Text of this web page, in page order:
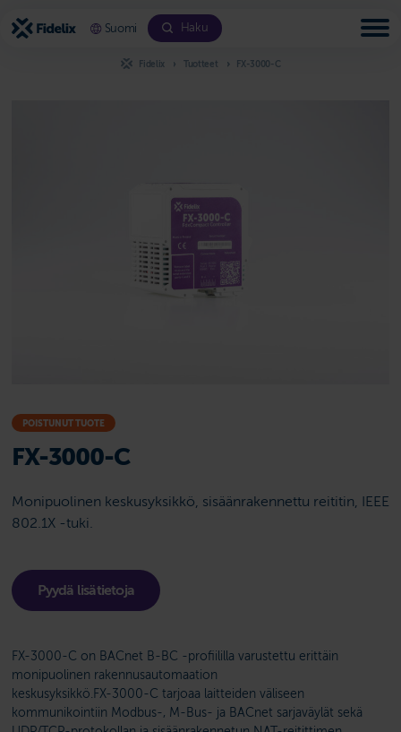
sisältöön
Suomi Haku
Fidelix Tuotteet FX-3000-C
POISTUNUT TUOTE
FX-3000-C
Monipuolinen keskusyksikkö, sisäänrakennettu reititin, IEEE
802.1X -tuki.
Pyydä lisätietoja
FX-3000-C on BACnet B-BC -profiililla varustettu erittäin
monipuolinen rakennusautomaation
keskusyksikkö.FX-3000-C tarjoaa laitteiden väliseen
kommunikointiin Modbus-, M-Bus- ja BACnet sarjaväylät sekä